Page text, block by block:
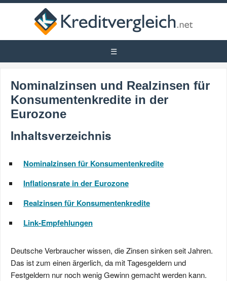
Nominalzinsen und Realzinsen für
Konsumentenkredite in der
Eurozone
Inhaltsverzeichnis
Nominalzinsen für Konsumentenkredite
Inflationsrate in der Eurozone
Realzinsen für Konsumentenkredite
Link-Empfehlungen
Deutsche Verbraucher wissen, die Zinsen sinken seit Jahren.
Das ist zum einen ärgerlich, da mit Tagesgeldern und
Festgeldern nur noch wenig Gewinn gemacht werden kann.